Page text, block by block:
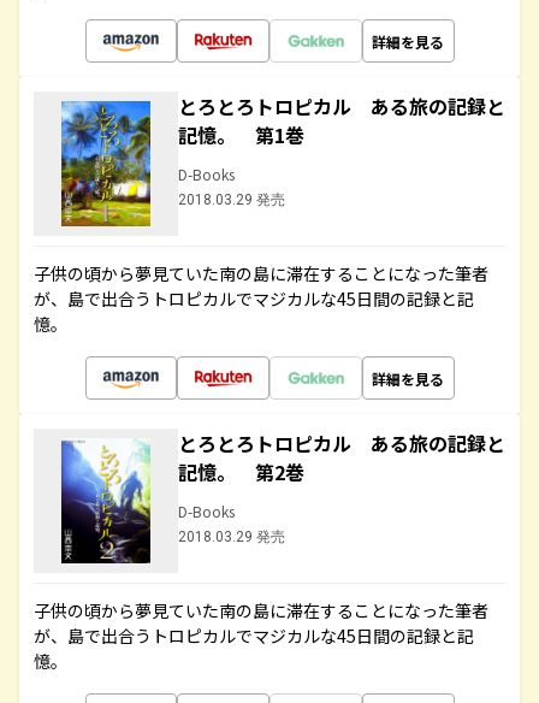
詳細を見る
とろとろトロピカル ある旅の記録と
記憶。 第1巻
D-Books
2018.03.29 発売
子供の頃から夢見ていた南の島に滞在することになった筆者
が、島で出合うトロピカルでマジカルな45日間の記録と記
憶。
詳細を見る
とろとろトロピカル ある旅の記録と
記憶。 第2巻
D-Books
2018.03.29 発売
子供の頃から夢見ていた南の島に滞在することになった筆者
が、島で出合うトロピカルでマジカルな45日間の記録と記
憶。